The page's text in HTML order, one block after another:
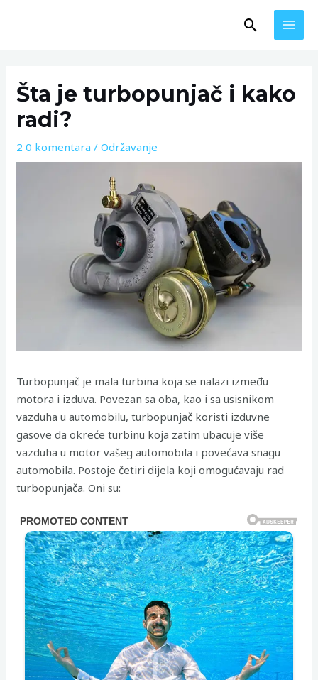
Search
Šta je turbopunjač i kako
radi?
2 0 komentara /Održavanje
Turbopunjač je mala turbina koja se nalazi između
motora i izduva. Povezan sa oba, kao i sa usisnikom
vazduha u automobilu, turbopunjač koristi izduvne
gasove da okreće turbinu koja zatim ubacuje više
vazduha u motor vašeg automobila i povećava snagu
automobila. Postoje četiri dijela koji omogućavaju rad
turbopunjača. Oni su: